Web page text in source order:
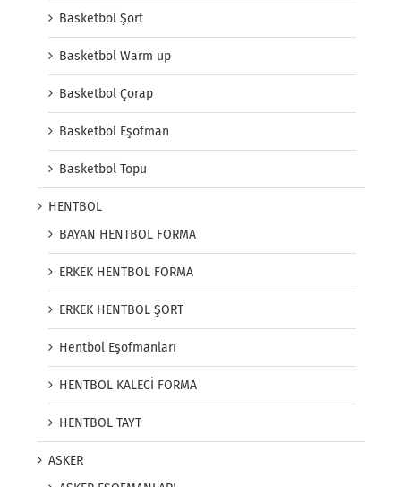
Basketbol Şort
Basketbol Warm up
Basketbol Çorap
Basketbol Eşofman
Basketbol Topu
HENTBOL
BAYAN HENTBOL FORMA
ERKEK HENTBOL FORMA
ERKEK HENTBOL ŞORT
Hentbol Eşofmanları
HENTBOL KALECİ FORMA
HENTBOL TAYT
ASKER